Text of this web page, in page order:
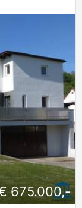
675.000,-